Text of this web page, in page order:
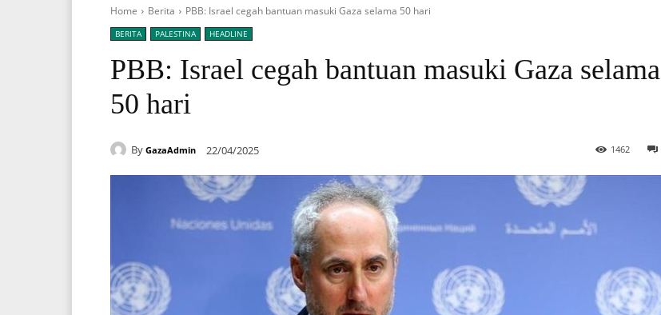
Home Berita PBB: Israel cegah bantuan masuki Gaza selama 50 hari
BERITA PALESTINA HEADLINE
PBB: Israel cegah bantuan masuki Gaza selama
50 hari
By GazaAdmin 22/04/2025 1462